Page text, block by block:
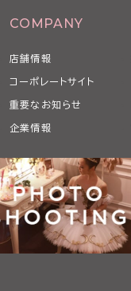
COMPANY
店舗情報
コーポレートサイト
重要なお知らせ
企業情報